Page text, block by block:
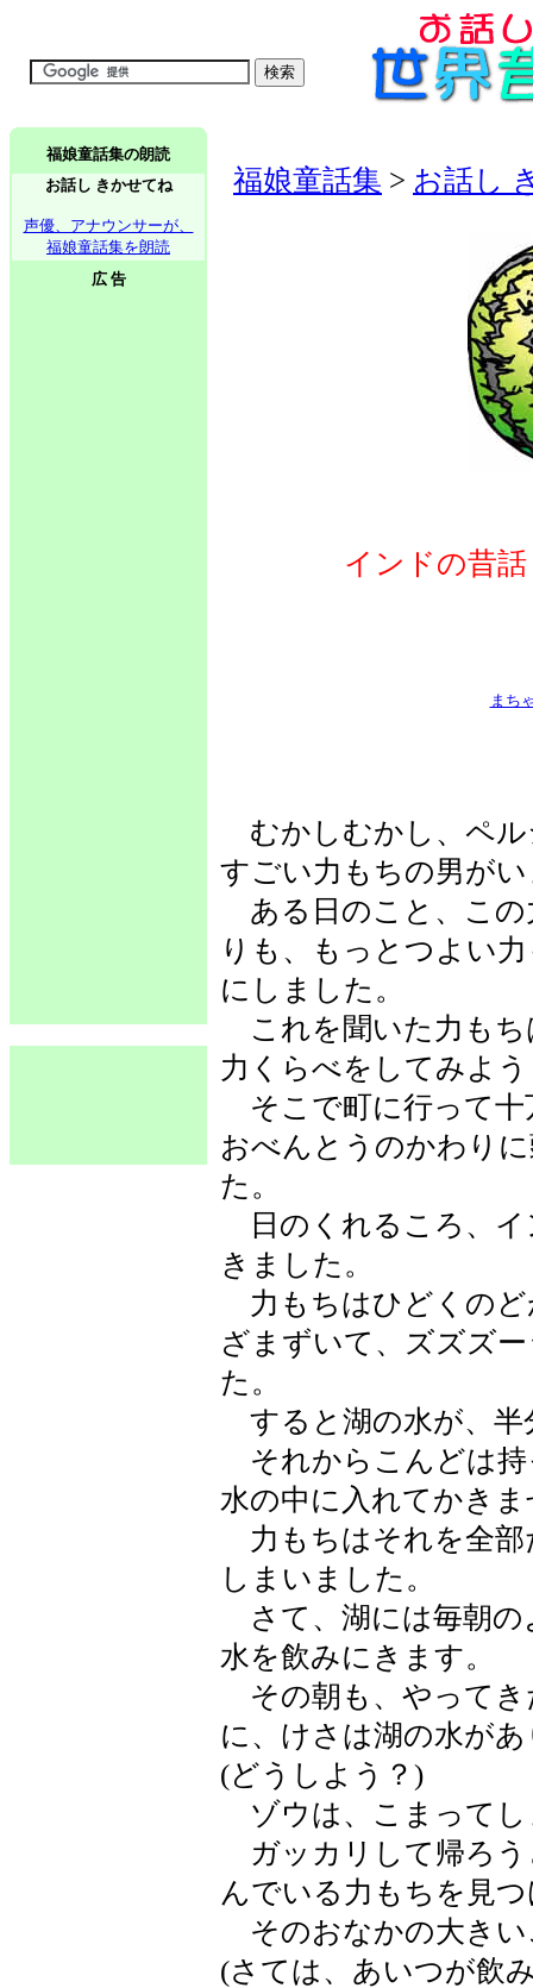
福娘童話集の朗読
お話し きかせてね
声優、アナウンサーが、
福娘童話集を朗読
広 告
福娘童話集 > お話し
インドの昔話
まち
むかしむかし、ペ
すごい力もちの男が
ある日のこと、この
りも、もっとつよい
にしました。
これを聞いた力もち
力くらべをしてみよ
そこで町に行って十
おべんとうのかわり
た。
日のくれるころ、イ
きました。
力もちはひどくのど
ざまずいて、ズズズ
た。
すると湖の水が、半
それからこんどは持
水の中に入れてかき
力もちはそれを全部
しまいました。
さて、湖には毎朝の
水を飲みにきます。
その朝も、やってき
に、けさは湖の水が
(どうしよう？)
ゾウは、こまってし
ガッカリして帰ろう
んでいる力もちを見
そのおなかの大きい
(さては、あいつが飲